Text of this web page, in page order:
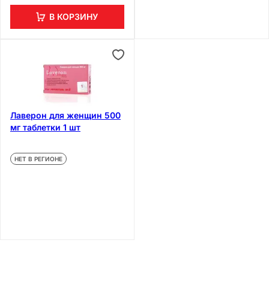
В КОРЗИНУ
Лаверон для женщин 500
мг таблетки 1 шт
НЕТ В РЕГИОНЕ